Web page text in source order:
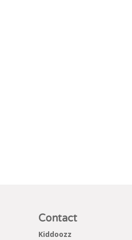
Contact
Kiddoozz